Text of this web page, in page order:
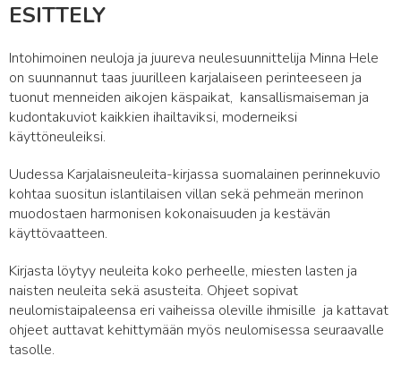
ESITTELY
Intohimoinen neuloja ja juureva neulesuunnittelija Minna Hele
on suunnannut taas juurilleen karjalaiseen perinteeseen ja
tuonut menneiden aikojen käspaikat, kansallismaiseman ja
kudontakuviot kaikkien ihailtaviksi, moderneiksi
käyttöneuleiksi.
Uudessa Karjalaisneuleita-kirjassa suomalainen perinnekuvio
kohtaa suositun islantilaisen villan sekä pehmeän merinon
muodostaen harmonisen kokonaisuuden ja kestävän
käyttövaatteen.
Kirjasta löytyy neuleita koko perheelle, miesten lasten ja
naisten neuleita sekä asusteita. Ohjeet sopivat
neulomistaipaleensa eri vaiheissa oleville ihmisille ja kattavat
ohjeet auttavat kehittymään myös neulomisessa seuraavalle
tasolle.